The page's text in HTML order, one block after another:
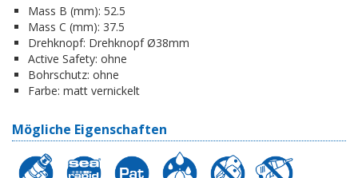
Mass B (mm): 52.5
Mass C (mm): 37.5
Drehknopf: Drehknopf Ø38mm
Active Safety: ohne
Bohrschutz: ohne
Farbe: matt vernickelt
Mögliche Eigenschaften